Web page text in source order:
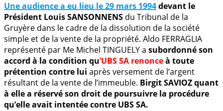
Une audience a eu lieu le 29 mars 1994devant le
Président Louis SANSONNENS du Tribunal de la
Gruyère dans le cadre de la dissolution de la société
simple et de la vente de la propriété. Aldo FERRAGLIA
représenté par Me Michel TINGUELY a subordonné son
accord à la condition qu’UBS SA renonceà toute
prétention contre lui après versement de l’argent
résultant de la vente de l’immeuble. Birgit SAVIOZ quant
à elle a réservé son droit de poursuivre la procédure
qu’elle avait intentée contre UBS SA.